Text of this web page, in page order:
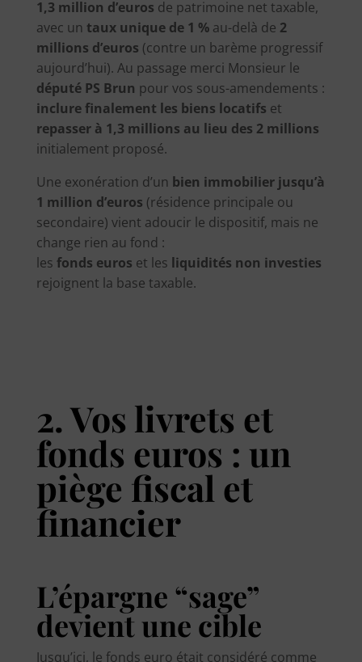
1,3 million d’euros de patrimoine net taxable,
avec un taux unique de 1 %au-delà de 2
millions d’euros (contre un barème progressif
aujourd’hui). Au passage merci Monsieur le
député PS Brun pour vos sous-amendements :
inclure finalement les biens locatifs et
repasser à 1,3 millions au lieu des 2 millions
initialement proposé.
Une exonération d’un bien immobilier jusqu’à
1 million d’euros (résidence principale ou
secondaire) vient adoucir le dispositif, mais ne
change rien au fond :
les fonds euros et les liquidités non investies
rejoignent la base taxable.
2. Vos livrets et
fonds euros : un
piège fiscal et
financier
L’épargne “sage”
devient une cible
Jusqu’ici, le fonds euro était considéré comme